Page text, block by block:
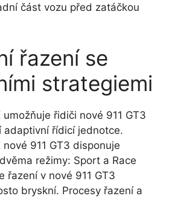
část vozu před zatáčkou
řazení se
strategiemi
umožňuje řidiči nové 911 GT3
adaptivní řídicí jednotce.
nové 911 GT3 disponuje
režimy: Sport a Race
řazení v nové 911 GT3
bryskní. Procesy řazení a